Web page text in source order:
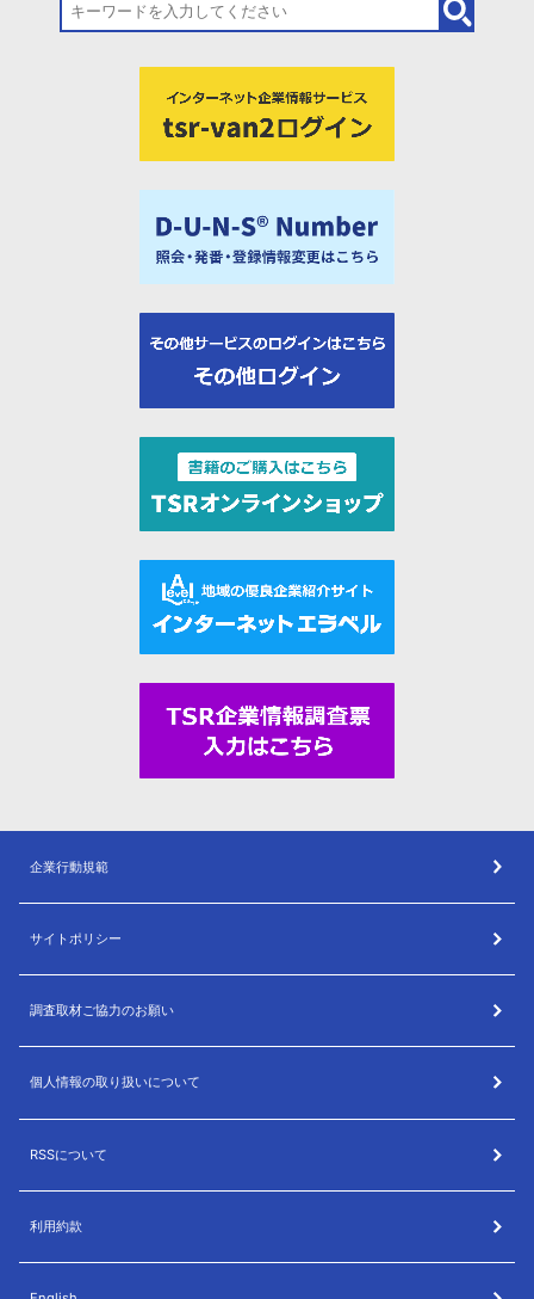
企業行動規範
サイトポリシー
調査取材ご協力のお願い
個人情報の取り扱いについて
RSSについて
利用約款